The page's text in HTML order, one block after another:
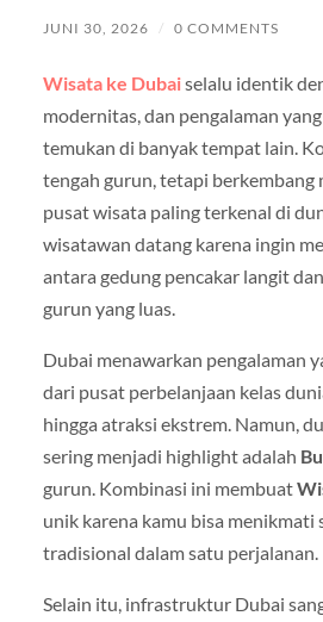
JUNI 30, 2026 / 0 COMMENTS
Wisata ke Dubaiselalu identik
modernitas, dan pengalaman
temukan di banyak tempat lain.
tengah gurun, tetapi berkembang
pusat wisata paling terkenal di
wisatawan datang karena ingin
antara gedung pencakar langit
gurun yang luas.
Dubai menawarkan pengalaman
dari pusat perbelanjaan kelas
hingga atraksi ekstrem. Namun,
sering menjadi highlight adalah
gurun. Kombinasi ini membuat
unik karena kamu bisa menikmati
tradisional dalam satu perjalanan.
Selain itu, infrastruktur Dubai